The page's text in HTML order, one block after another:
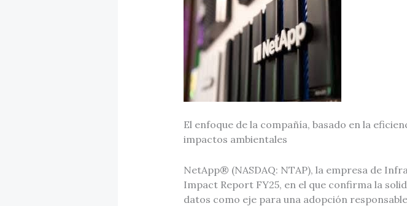
El enfoque de la compañía, basado en la
impactos ambientales
NetApp® (NASDAQ: NTAP), la empresa de
Impact Report FY25, en el que confirma la
datos como eje para una adopción